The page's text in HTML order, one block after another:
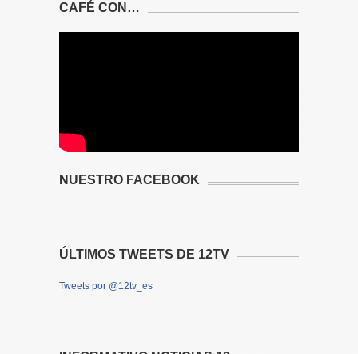
CAFÉ CON…
NUESTRO FACEBOOK
ÚLTIMOS TWEETS DE 12TV
Tweets por @12tv_es